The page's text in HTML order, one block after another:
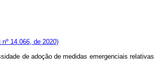
14.066, de 2020)
de adoção de medidas emergenciais relativas